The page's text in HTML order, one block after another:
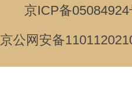
京ICP备
京公网安备